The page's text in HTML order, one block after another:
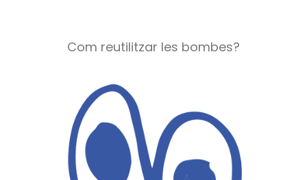
Com reutilitzar les bombes?